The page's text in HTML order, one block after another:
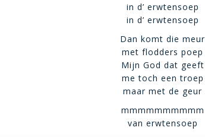
in d’ erwtensoep
in d’ erwtensoep
Dan komt die meur
met flodders poep
Mijn God dat geeft
me toch een troep
maar met de geur
mmmmmmmmmm
van erwtensoep